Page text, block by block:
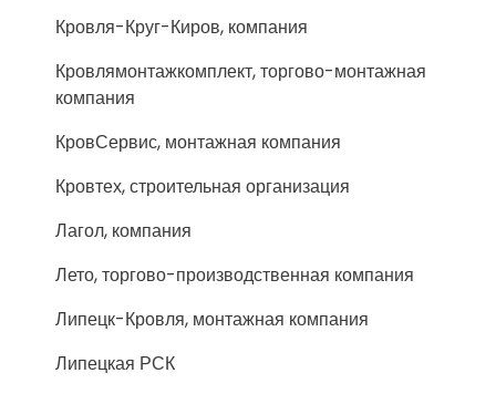
Кровля-Круг-Киров, компания
Кровлямонтажкомплект, торгово-монтажная
компания
КровСервис, монтажная компания
Кровтех, строительная организация
Лагол, компания
Лето, торгово-производственная компания
Липецк-Кровля, монтажная компания
Липецкая РСК